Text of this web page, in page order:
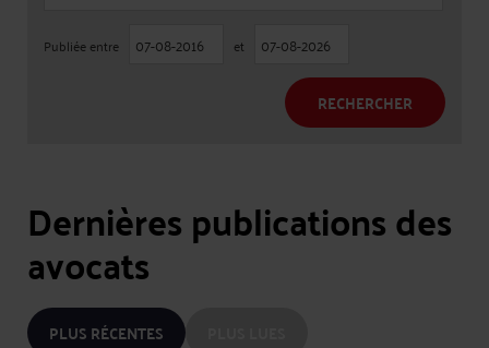
Publiée entre et
RECHERCHER
Dernières publications des
avocats
PLUS RÉCENTES